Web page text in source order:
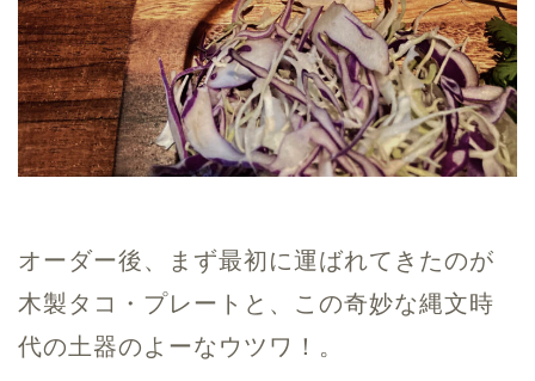
オーダー後、まず最初に運ばれてきたのが
木製タコ・プレートと、この奇妙な縄文時
代の土器のよーなウツワ！。